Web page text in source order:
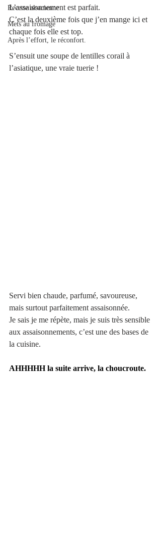
Recette alsacienne
Mets au fromage
Après l’effort, le réconfort.
L’assaisonnement est parfait.
C’est la deuxième fois que j’en mange ici et
chaque fois elle est top.
S’ensuit une soupe de lentilles corail à
l’asiatique, une vraie tuerie !
Servi bien chaude, parfumé, savoureuse,
mais surtout parfaitement assaisonnée.
Je sais je me répète, mais je suis très sensible
aux assaisonnements, c’est une des bases de
la cuisine.
AHHHHH la suite arrive, la choucroute.